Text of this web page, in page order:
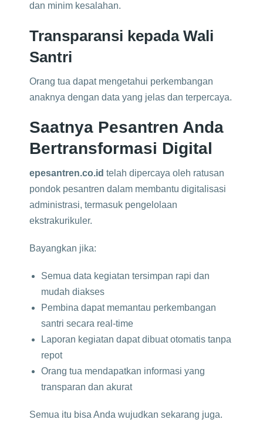
dan minim kesalahan.
Transparansi kepada Wali
Santri
Orang tua dapat mengetahui perkembangan
anaknya dengan data yang jelas dan terpercaya.
Saatnya Pesantren Anda
Bertransformasi Digital
epesantren.co.id telah dipercaya oleh ratusan
pondok pesantren dalam membantu digitalisasi
administrasi, termasuk pengelolaan
ekstrakurikuler.
Bayangkan jika:
Semua data kegiatan tersimpan rapi dan
mudah diakses
Pembina dapat memantau perkembangan
santri secara real-time
Laporan kegiatan dapat dibuat otomatis tanpa
repot
Orang tua mendapatkan informasi yang
transparan dan akurat
Semua itu bisa Anda wujudkan sekarang juga.